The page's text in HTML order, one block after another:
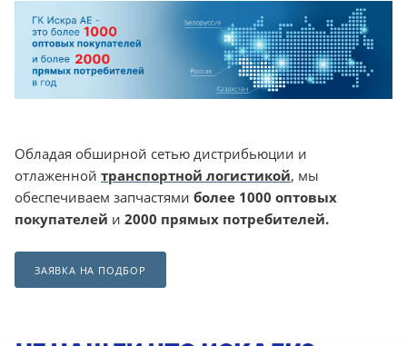
Обладая обширной сетью дистрибьюции и
отлаженной транспортной логистикой, мы
обеспечиваем запчастями более 1000 оптовых
покупателей и 2000 прямых потребителей.
ЗАЯВКА НА ПОДБОР